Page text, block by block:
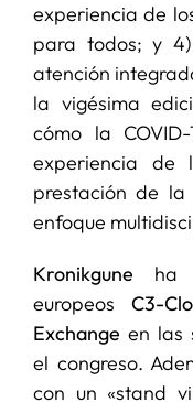
experiencia de
para todos; y
atención
la vigésima
cómo la
experiencia de
prestación de la
enfoque
Kronikgune ha
europeos C3-
Exchange en las
el congreso.
con un «stand